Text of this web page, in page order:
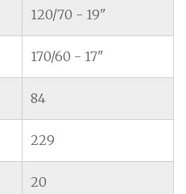
120/70 - 19"
170/60 - 17"
84
229
20